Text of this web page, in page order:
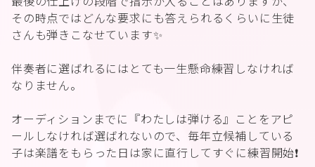
その時点ではどんな要求にも答えられるくらいに生徒
さんも弾きこなせています✨
伴奏者に選ばれるにはとても一生懸命練習しなければ
なりません。
オーディションまでに『わたしは弾ける』ことをアピ
ールしなければ選ばれないので、毎年立候補している
子は楽譜をもらった日は家に直行してすぐに練習開始❗️